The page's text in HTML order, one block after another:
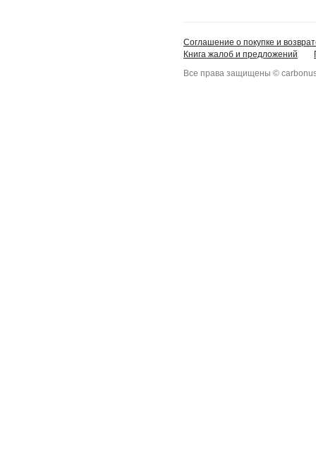
Соглашение о покупке и
Книга жалоб и предложений
Все права защищены ©